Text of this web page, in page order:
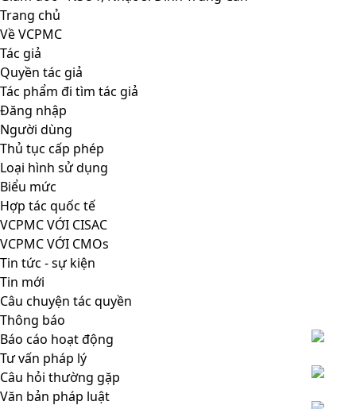
Trang chủ
Về VCPMC
Tác giả
Quyền tác giả
Tác phẩm đi tìm tác giả
Đăng nhập
Người dùng
Thủ tục cấp phép
Loại hình sử dụng
Biểu mức
Hợp tác quốc tế
VCPMC VỚI CISAC
VCPMC VỚI CMOs
Tin tức - sự kiện
Tin mới
Câu chuyện tác quyền
Thông báo
Báo cáo hoạt động
Tư vấn pháp lý
Câu hỏi thường gặp
Văn bản pháp luật